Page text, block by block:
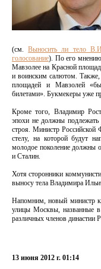
(см.Выносить ли тело
голосование). По его
Мавзолее на Красной
и воинским салютом. Также,
площадей и Мавзолей
билетами». Букмекеры уже
Кроме того, Владимир
эпохи не должны подлежать
строя. Министр Российской
стелу, на которой будут
молодое поколение должны
и Сталин.
Хотя сторонники
выносу тела Владимира
Напомним, новый министр
улицы Москвы, названные
различных членов династии
13 июня 2012 г. 01:14